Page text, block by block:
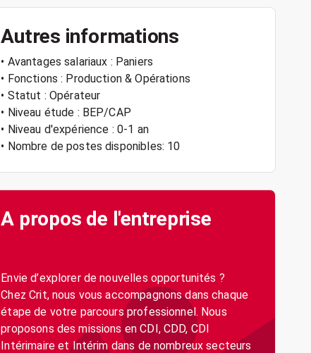
Autres informations
• Avantages salariaux : Paniers
• Fonctions : Production & Opérations
• Statut : Opérateur
• Niveau étude : BEP/CAP
• Niveau d'expérience : 0-1 an
• Nombre de postes disponibles: 10
A propos de l'entreprise
Envie d’explorer de nouvelles opportunités ?
Chez Crit, nous vous accompagnons dans chaque
étape de votre parcours professionnel. Nous
proposons des missions en CDI, CDD, CDI
Intérimaire et Intérim dans de nombreux secteurs